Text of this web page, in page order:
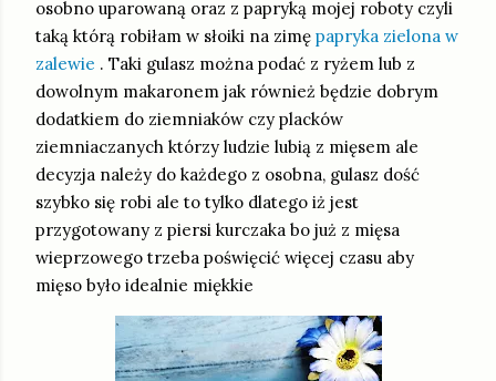
osobno uparowaną oraz z papryką mojej roboty czyli
taką którą robiłam w słoiki na zimę papryka zielona w
zalewie . Taki gulasz można podać z ryżem lub z
dowolnym makaronem jak również będzie dobrym
dodatkiem do ziemniaków czy placków
ziemniaczanych którzy ludzie lubią z mięsem ale
decyzja należy do każdego z osobna, gulasz dość
szybko się robi ale to tylko dlatego iż jest
przygotowany z piersi kurczaka bo już z mięsa
wieprzowego trzeba poświęcić więcej czasu aby
mięso było idealnie miękkie